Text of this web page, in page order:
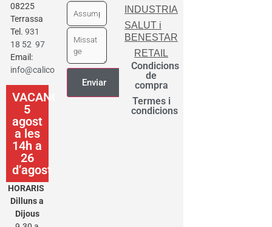
08225
Terrassa
Tel. 931
18 52 97
Email:
info@calicot.cat
VACANCES
5
agost
a les
14h a
26
d’agost
HORARIS
Dilluns a
Dijous
INDUSTRIA
SALUT i
BENESTAR
RETAIL
Condicions
de
compra
Termes i
condicions